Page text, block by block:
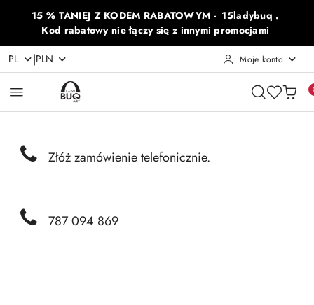
Przejdź do treści głównej
Przejdź do wyszukiwarki
Przejdź do moje konto
Przejdź do menu głównego
Przejdź do opisu produktu
Przejdź do stopki
15 % TANIEJ Z KODEM RABATOWYM - 15ladybuq .
Kod rabatowy nie łączy się z innymi promocjami
PL |PLN Moje konto
Złóż zamówienie telefonicznie.
787 094 869